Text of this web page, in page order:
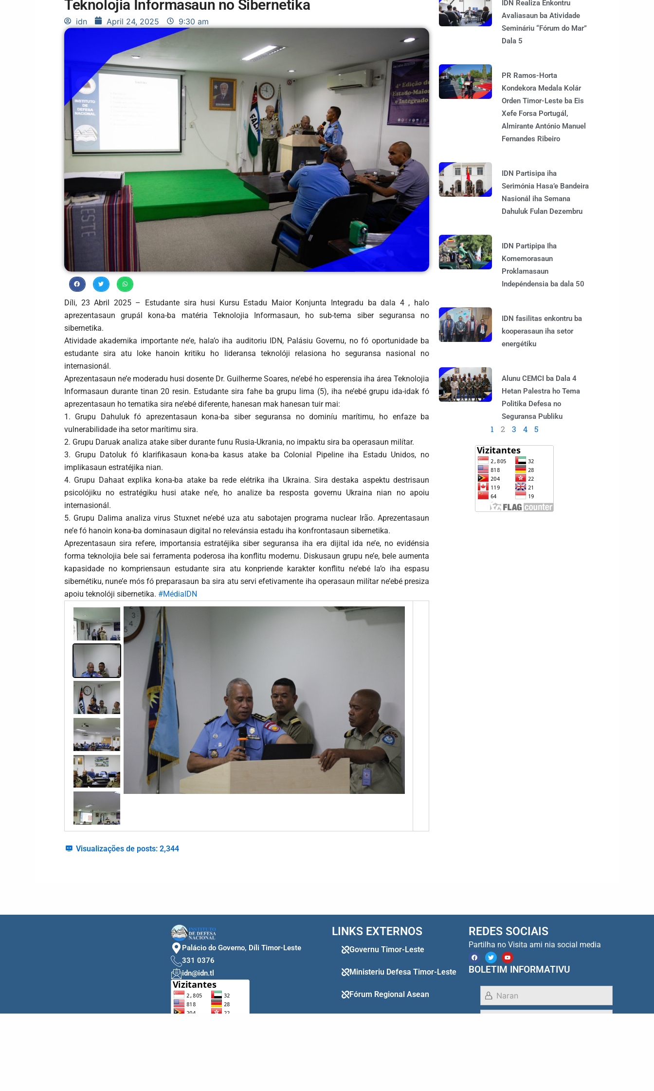
Teknolojia Informasaun no Sibernetika
idn April 24, 2025 9:30 am
Díli, 23 Abril 2025 – Estudante sira husi Kursu Estadu Maior Konjunta Integradu ba dala 4 , halo
aprezentasaun grupál kona-ba matéria Teknolojia Informasaun, ho sub-tema siber seguransa no
sibernetika.
Atividade akademika importante ne’e, hala’o iha auditoriu IDN, Palásiu Governu, no fó oportunidade ba
estudante sira atu loke hanoin kritiku ho lideransa teknolóji relasiona ho seguransa nasional no
internasionál.
Aprezentasaun ne’e moderadu husi dosente Dr. Guilherme Soares, ne’ebé ho esperensia iha área Teknolojia
Informasaun durante tinan 20 resin. Estudante sira fahe ba grupu lima (5), iha ne’ebé grupu ida-idak fó
aprezentasaun ho tematika sira ne’ebé diferente, hanesan mak hanesan tuir mai:
1. Grupu Dahuluk fó aprezentasaun kona-ba siber seguransa no dominíu marítimu, ho enfaze ba
vulnerabilidade iha setor marítimu sira.
2. Grupu Daruak analiza atake siber durante funu Rusia-Ukrania, no impaktu sira ba operasaun milítar.
3. Grupu Datoluk fó klarifikasaun kona-ba kasus atake ba Colonial Pipeline iha Estadu Unidos, no
implikasaun estratéjika nian.
4. Grupu Dahaat explika kona-ba atake ba rede elétrika iha Ukraina. Sira destaka aspektu destrisaun
psicolójiku no estratégiku husi atake ne’e, ho analize ba resposta governu Ukraina nian no apoiu
internasionál.
5. Grupu Dalima analiza virus Stuxnet ne’ebé uza atu sabotajen programa nuclear Irão. Aprezentasaun
ne’e fó hanoin kona-ba dominasaun digital no relevánsia estadu iha konfrontasaun sibernetika.
Aprezentasaun sira refere, importansia estratéjika siber seguransa iha era dijital ida ne’e, no evidénsia
forma teknolojia bele sai ferramenta poderosa iha konflitu modernu. Diskusaun grupu ne’e, bele aumenta
kapasidade no kompriensaun estudante sira atu konpriende karakter konflitu ne’ebé la’o iha espasu
sibernétiku, nune’e mós fó preparasaun ba sira atu servi efetivamente iha operasaun milítar ne’ebé presiza
apoiu teknolóji sibernetika. #MédiaIDN
Visualizações de posts: 2,344
IDN Realiza Enkontru
Avaliasaun ba Atividade
Semináriu “Fórum do Mar”
Dala 5
PR Ramos-Horta
Kondekora Medala Kolár
Orden Timor-Leste ba Eis
Xefe Forsa Portugál,
Almirante António Manuel
Fernandes Ribeiro
IDN Partisipa iha
Serimónia Hasa’e Bandeira
Nasionál iha Semana
Dahuluk Fulan Dezembru
IDN Partipipa Iha
Komemorasaun
Proklamasaun
Indepéndensia ba dala 50
IDN fasilitas enkontru ba
kooperasaun iha setor
energétiku
Alunu CEMCI ba Dala 4
Hetan Palestra ho Tema
Politika Defesa no
Seguransa Publiku
1 2 3 4 5
Palácio do Governo, Díli Timor-Leste
331 0376
idn@idn.tl
LINKS EXTERNOS
Governu Timor-Leste
Ministeriu Defesa Timor-Leste
Fórum Regional Asean
REDES SOCIAIS
Partilha no Visita ami nia social media
F
a
c
e
T
w
i
t
r
Y
o
u
t
e
BOLETIM INFORMATIVU